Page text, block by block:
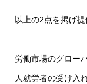
以上の2点を掲げ提
労働市場のグロー
人就労者の受け入